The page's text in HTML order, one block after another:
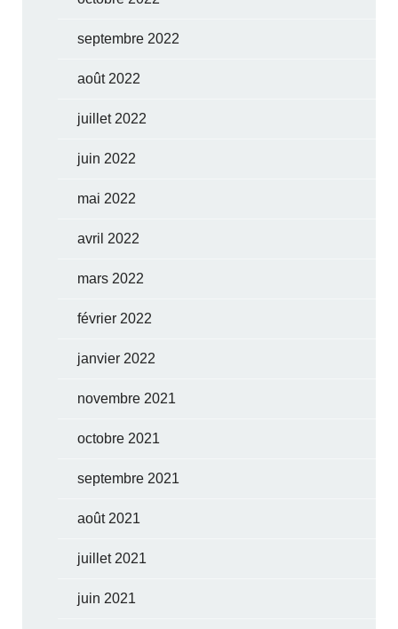
septembre 2022
août 2022
juillet 2022
juin 2022
mai 2022
avril 2022
mars 2022
février 2022
janvier 2022
novembre 2021
octobre 2021
septembre 2021
août 2021
juillet 2021
juin 2021